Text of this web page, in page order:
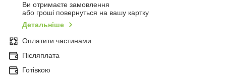
Ви отримаєте замовлення
або гроші повернуться на вашу картку
Детальніше
Оплатити частинами
Післяплата
Готівкою